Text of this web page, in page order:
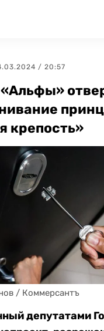
/ 20:57
крепость»
/ Коммерсантъ
депутатами